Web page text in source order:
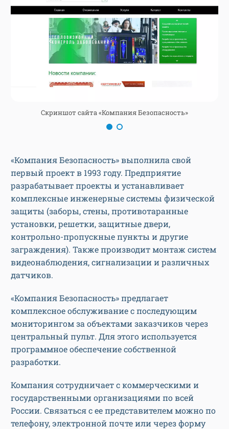
Скриншот сайта «Компания Безопасность»
«Компания Безопасность» выполнила свой
первый проект в 1993 году. Предприятие
разрабатывает проекты и устанавливает
комплексные инженерные системы физической
защиты (заборы, стены, противотаранные
установки, решетки, защитные двери,
контрольно-пропускные пункты и другие
заграждения). Также производит монтаж систем
видеонаблюдения, сигнализации и различных
датчиков.
«Компания Безопасность» предлагает
комплексное обслуживание с последующим
мониторингом за объектами заказчиков через
центральный пульт. Для этого используется
программное обеспечение собственной
разработки.
Компания сотрудничает с коммерческими и
государственными организациями по всей
России. Связаться с ее представителем можно по
телефону, электронной почте или через форму